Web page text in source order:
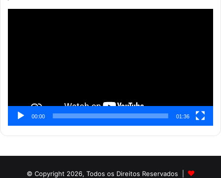
00:00 01:36
© Copyright 2026, Todos os Direitos Reservados |